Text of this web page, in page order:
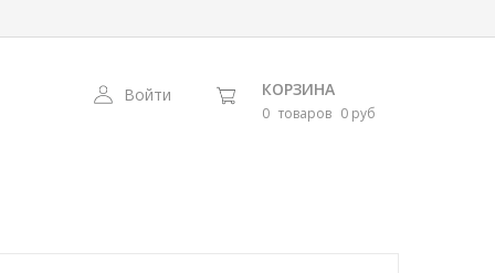
Войти КОРЗИНА
0 товаров 0 руб